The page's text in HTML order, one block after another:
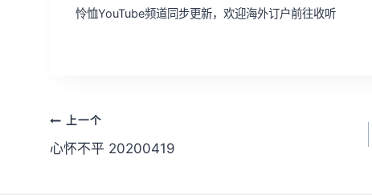
怜恤YouTube频道同步更新，欢迎海外订户前往收听
文
章
上一个
心怀不平 20200419